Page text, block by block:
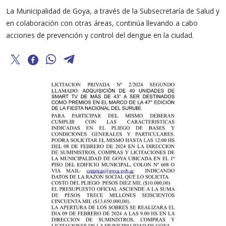
La Municipalidad de Goya, a través de la Subsecretaría de Salud y
en colaboración con otras áreas, continúa llevando a cabo
acciones de prevención y control del dengue en la ciudad.